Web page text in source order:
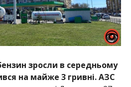
зросли в середньому
на майже 3 гривні. АЗС